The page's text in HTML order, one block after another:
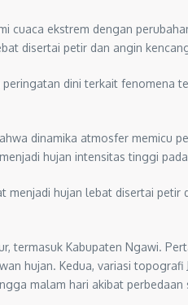
ekstrem dengan
disertai petir dan angin
dini terkait fenomena
dinamika atmosfer memicu
hujan intensitas tinggi
hujan lebat disertai petir
termasuk Kabupaten Ngawi.
hujan. Kedua, variasi
malam hari akibat